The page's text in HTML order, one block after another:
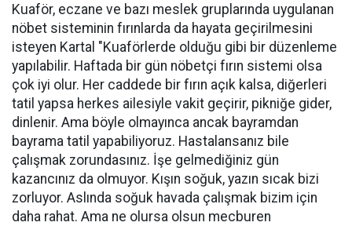
Kuaför, eczane ve bazı meslek gruplarında uygulanan
nöbet sisteminin fırınlarda da hayata geçirilmesini
isteyen Kartal "Kuaförlerde olduğu gibi bir düzenleme
yapılabilir. Haftada bir gün nöbetçi fırın sistemi olsa
çok iyi olur. Her caddede bir fırın açık kalsa, diğerleri
tatil yapsa herkes ailesiyle vakit geçirir, pikniğe gider,
dinlenir. Ama böyle olmayınca ancak bayramdan
bayrama tatil yapabiliyoruz. Hastalansanız bile
çalışmak zorundasınız. İşe gelmediğiniz gün
kazancınız da olmuyor. Kışın soğuk, yazın sıcak bizi
zorluyor. Aslında soğuk havada çalışmak bizim için
daha rahat. Ama ne olursa olsun mecburen